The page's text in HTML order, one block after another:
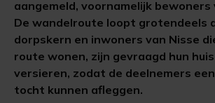
aangemeld, voornamelijk bewoners
De wandelroute loopt grotendeels
dorpskern en inwoners van Nisse
route wonen, zijn gevraagd hun
versieren, zodat de deelnemers
tocht kunnen afleggen.